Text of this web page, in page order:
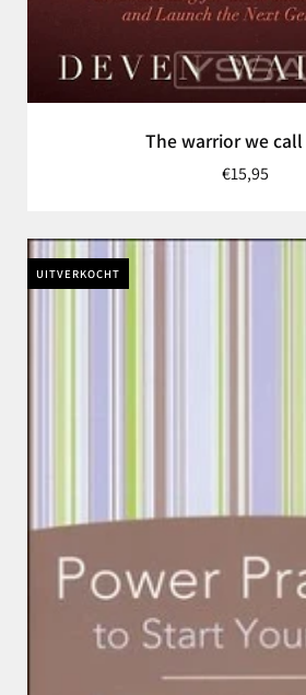
The warrior we
€15,95
UITVERKOCHT